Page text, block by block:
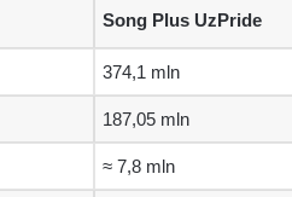
Song Plus UzPride
374,1 mln
187,05 mln
≈ 7,8 mln